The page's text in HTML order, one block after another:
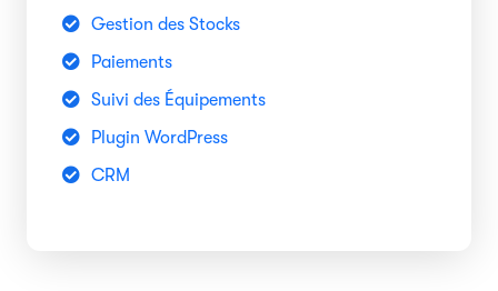
Gestion des Stocks
Paiements
Suivi des Équipements
Plugin WordPress
CRM